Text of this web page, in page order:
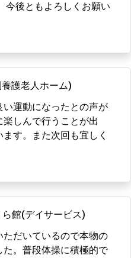
今後ともよろしくお願い
護老人ホーム)
運動になったとの声が
しんで行うことが出
す。また次回も宜しく
館(デイサービス)
だいているので本物の
。普段体操に積極的で